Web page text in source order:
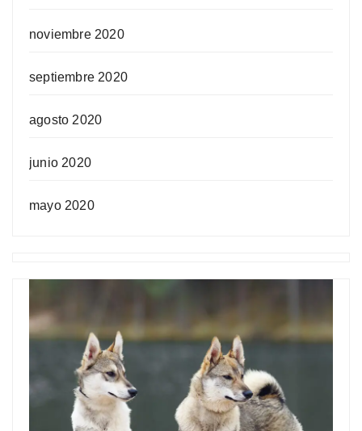
noviembre 2020
septiembre 2020
agosto 2020
junio 2020
mayo 2020